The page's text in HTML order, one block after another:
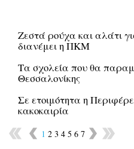
Ζεστά ρούχα και αλάτι
διανέμει η ΠΚΜ
Τα σχολεία που θα
Θεσσαλονίκης
Σε ετοιμότητα η
κακοκαιρία
1 2 3 4 5 6 7